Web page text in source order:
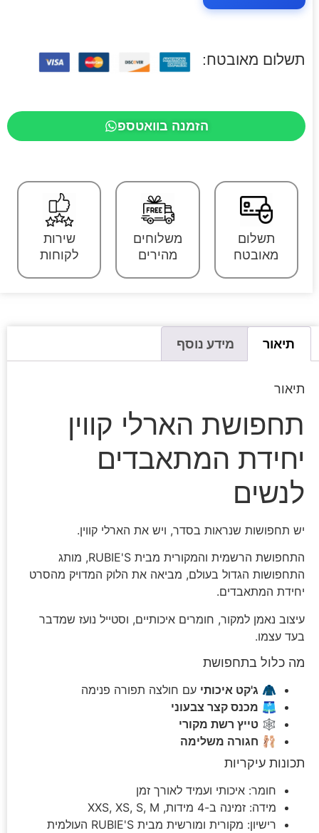
תשלום מאובטח:
הזמנה בוואטספ
תשלום
מאובטח
משלוחים
מהירים
שירות
לקוחות
תיאור מידע נוסף
תיאור
תחפושת הארלי קווין
יחידת המתאבדים
לנשים
יש תחפושות שנראות בסדר, ויש את הארלי קווין.
התחפושת הרשמית והמקורית מבית RUBIE'S, מותג
התחפושות הגדול בעולם, מביאה את הלוק המדויק מהסרט
יחידת המתאבדים.
עיצוב נאמן למקור, חומרים איכותיים, וסטייל נועז שמדבר
בעד עצמו.
מה כלול בתחפושת
🧥 ג'קט איכותי עם חולצה תפורה פנימה
🩳 מכנס קצר צבעוני
🕸️ טייץ רשת מקורי
🩰 חגורה משלימה
תכונות עיקריות
חומר: איכותי ועמיד לאורך זמן
מידה: זמינה ב-4 מידות, XXS, XS, S, M
רישיון: מקורית ומורשית מבית RUBIE'S העולמית